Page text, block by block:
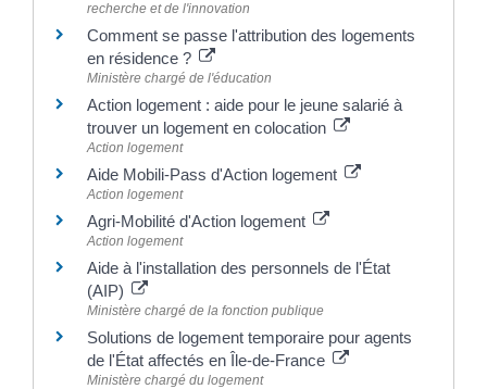
recherche et de l'innovation
Comment se passe l'attribution des logements
en résidence ?
Ministère chargé de l'éducation
Action logement : aide pour le jeune salarié à
trouver un logement en colocation
Action logement
Aide Mobili-Pass d'Action logement
Action logement
Agri-Mobilité d'Action logement
Action logement
Aide à l'installation des personnels de l'État
(AIP)
Ministère chargé de la fonction publique
Solutions de logement temporaire pour agents
de l'État affectés en Île-de-France
Ministère chargé du logement